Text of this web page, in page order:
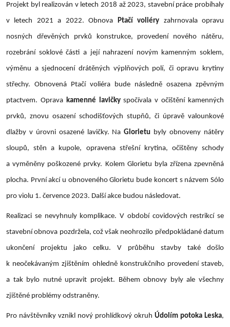
Projekt byl realizován v letech 2018 až 2023, stavební práce probíhaly
v letech 2021 a 2022. Obnova Ptačí voliéry zahrnovala opravu
nosných dřevěných prvků konstrukce, provedení nového nátěru,
rozebrání soklové části a její nahrazení novým kamenným soklem,
výměnu a sjednocení drátěných výplňových polí, či opravu krytiny
střechy. Obnovená Ptačí voliéra bude následně osazena zpěvným
ptactvem. Oprava kamenné lavičkyspočívala v očištění kamenných
prvků, znovu osazení schodišťových stupňů, či úpravě valounkové
dlažby v úrovni osazené lavičky. NaGlorietu byly obnoveny nátěry
sloupů, stěn a kupole, opravena střešní krytina, očištěny schody
a vyměněny poškozené prvky. Kolem Glorietu byla zřízena zpevněná
plocha. První akcí u obnoveného Glorietu bude koncert s názvem Sólo
pro violu 1. července 2023. Další akce budou následovat.
Realizaci se nevyhnuly komplikace. V období covidových restrikcí se
stavební obnova pozdržela, což však neohrozilo předpokládané datum
ukončení projektu jako celku. V průběhu stavby také došlo
k neočekávaným zjištěním ohledně konstrukčního provedení staveb,
a tak bylo nutné upravit projekt. Během obnovy byly ale všechny
zjištěné problémy odstraněny.
Pro návštěvníky vznikl nový prohlídkový okruh Údolím potoka Leska,